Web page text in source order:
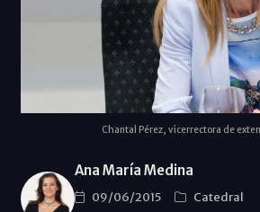
Chantal Pérez, vicerrectora de
Ana María Medina
09/06/2015
Catedral